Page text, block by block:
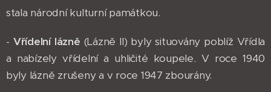
stala národní kulturní památkou.
- Vřídelní lázně (Lázně II) byly situovány poblíž Vřídla
a nabízely vřídelní a uhličité koupele. V roce 1940
byly lázně zrušeny a v roce 1947 zbourány.